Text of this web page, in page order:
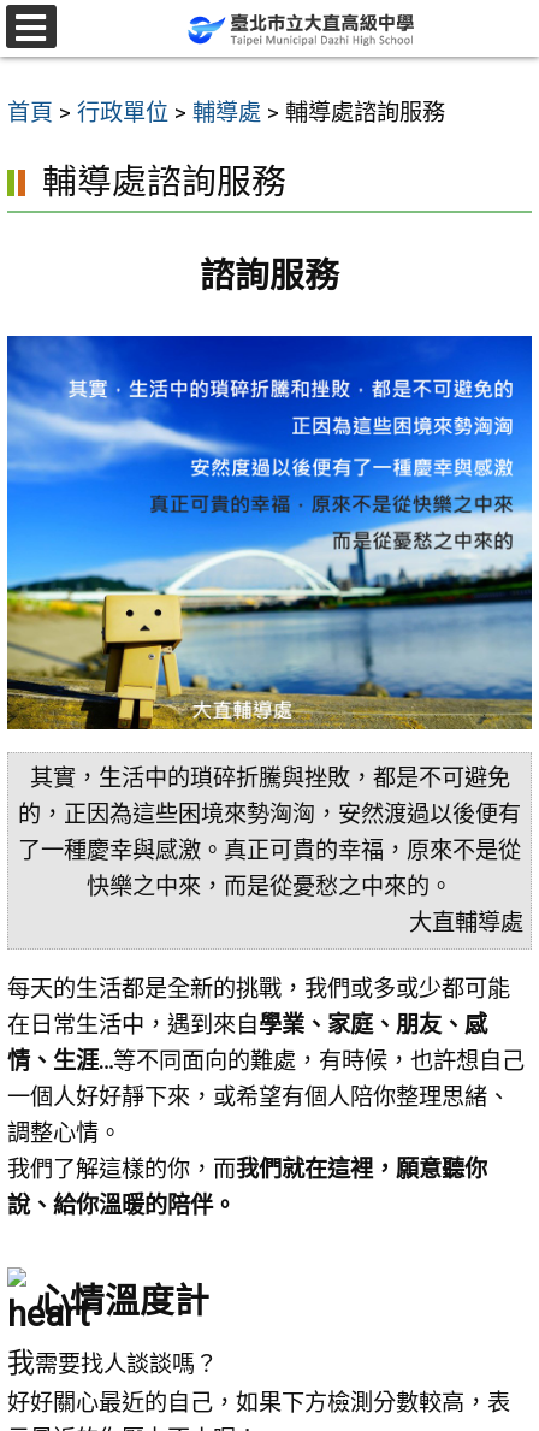
跳
至
要
容
首頁 > 行政單位 > 輔導處 > 輔導處諮詢服務
輔導處諮詢服務
諮詢服務
其實，生活中的瑣碎折騰與挫敗，都是不可避免
的，正因為這些困境來勢洶洶，安然渡過以後便有
了一種慶幸與感激。真正可貴的幸福，原來不是從
快樂之中來，而是從憂愁之中來的。
大直輔導處
每天的生活都是全新的挑戰，我們或多或少都可能
在日常生活中，遇到來自學業、家庭、朋友、感
情、生涯…等不同面向的難處，有時候，也許想自己
一個人好好靜下來，或希望有個人陪你整理思緒、
調整心情。
我們了解這樣的你，而我們就在這裡，願意聽你
說、給你溫暖的陪伴。
心情溫度計
我需要找人談談嗎？
好好關心最近的自己，如果下方檢測分數較高，表
選
單